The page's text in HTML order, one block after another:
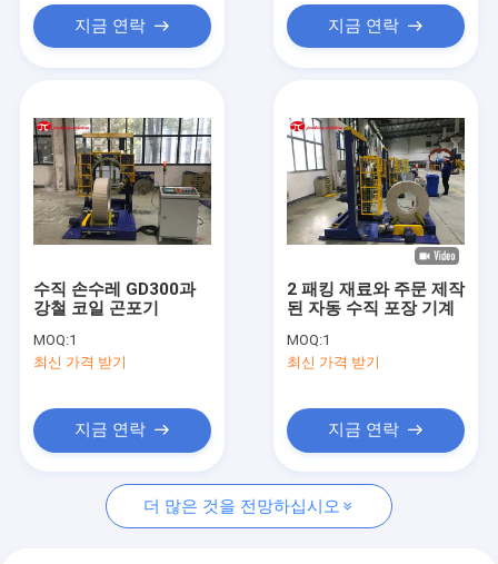
제품
우리에 대하여
공장 여행
뉴스
인용문을 요구하세요
동판 패킹 라인
지금 연락 지금 연락
수직 손수레 GD300과
강철 코일 곤포기
MOQ:1
최신 가격 받기
지금 연락
2 패킹 재료와 주문 제작
된 자동 수직 포장 기계
MOQ:1
최신 가격 받기
지금 연락
더 많은 것을 전망하십시오